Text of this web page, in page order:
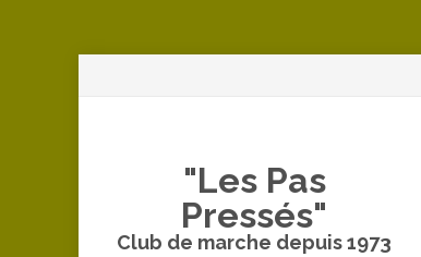
"Les Pas
Pressés"
Club de marche depuis 1973